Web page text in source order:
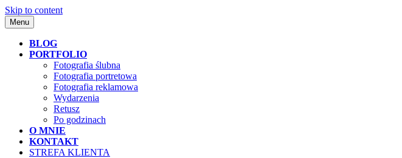
Skip to content
Menu
BLOG
PORTFOLIO
Fotografia ślubna
Fotografia portretowa
Fotografia reklamowa
Wydarzenia
Retusz
Po godzinach
O MNIE
KONTAKT
STREFA KLIENTA